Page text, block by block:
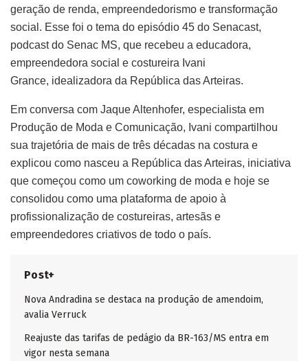
geração de renda, empreendedorismo e transformação
social. Esse foi o tema do episódio 45 do Senacast,
podcast do Senac MS, que recebeu a educadora,
empreendedora social e costureira Ivani
Grance, idealizadora da República das Arteiras.
Em conversa com Jaque Altenhofer, especialista em
Produção de Moda e Comunicação, Ivani compartilhou
sua trajetória de mais de três décadas na costura e
explicou como nasceu a República das Arteiras, iniciativa
que começou como um coworking de moda e hoje se
consolidou como uma plataforma de apoio à
profissionalização de costureiras, artesãs e
empreendedores criativos de todo o país.
Post+
Nova Andradina se destaca na produção de amendoim,
avalia Verruck
Reajuste das tarifas de pedágio da BR-163/MS entra em
vigor nesta semana